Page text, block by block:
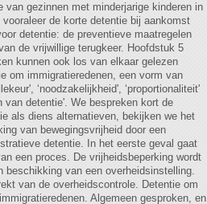
gezinnen met minderjarige kinderen in
de korte detentie bij aankomst
detentie: de preventieve maatregelen
de vrijwillige terugkeer. Hoofdstuk 5
kunnen ook los van elkaar gelezen
om immigratieredenen, een vorm van
‘noodzakelijkheid', ‘proportionaliteit'
van detentie'. We bespreken kort de
als diens alternatieven, bekijken we het
van bewegingsvrijheid door een
detentie. In het eerste geval gaat
een proces. De vrijheidsbeperking wordt
van een overheidsinstelling.
van de overheidscontrole. Detentie om
Algemeen gesproken, en